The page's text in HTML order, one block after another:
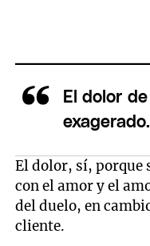
El dolor
exagerado.
El dolor, sí, porque
con el amor y el
del duelo, en
cliente.